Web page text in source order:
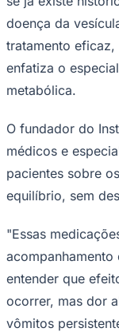
Santos
doença da
tratamento
enfatiza o
metabólica.
O fundador do
médicos e
pacientes sobre
equilíbrio, sem
"Essas
entender que
ocorrer, mas dor
vômitos